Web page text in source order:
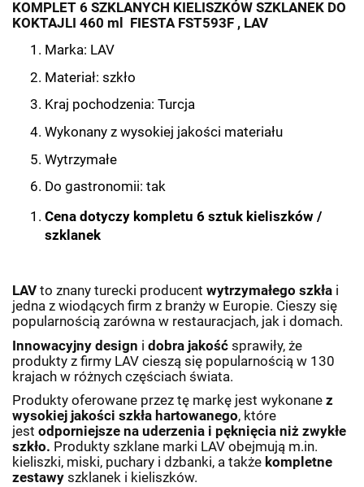
KOMPLET 6 SZKLANYCH KIELISZKÓW SZKLANEK DO
KOKTAJLI 460 ml
FIESTA FST593F , LAV
Marka: LAV
Materiał: szkło
Kraj pochodzenia: Turcja
Wykonany z wysokiej jakości materiału
Wytrzymałe
Do gastronomii: tak
Cena dotyczy kompletu 6 sztuk kieliszków /
szklanek
LAV to znany turecki producent wytrzymałego szkła i
jedna z wiodących firm z branży w Europie. Cieszy się
popularnością zarówna w restauracjach, jak i domach.
Innowacyjny design i dobra jakość sprawiły, że
produkty z firmy LAV cieszą się popularnością w 130
krajach w różnych częściach świata.
Produkty oferowane przez tę markę jest wykonane z
wysokiej jakości szkła hartowanego, które
jest odporniejsze na uderzenia i pęknięcia niż zwykłe
szkło. Produkty szklane marki LAV obejmują m.in.
kieliszki, miski, puchary i dzbanki, a także kompletne
zestawy szklanek i kieliszków.